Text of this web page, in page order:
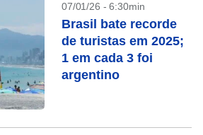
07/01/26 - 6:30min
Brasil bate recorde
de turistas em 2025;
1 em cada 3 foi
argentino